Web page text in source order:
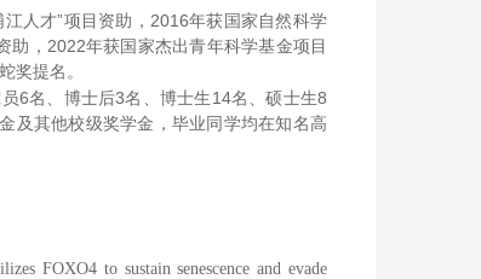
人才”项目资助，2016年获国家自然科学
助，2022年获国家杰出青年科学基金项目
奖提名。
6名、博士后3名、博士生14名、硕士生8
及其他校级奖学金，毕业同学均在知名高
FOXO4 to sustain senescence and evade